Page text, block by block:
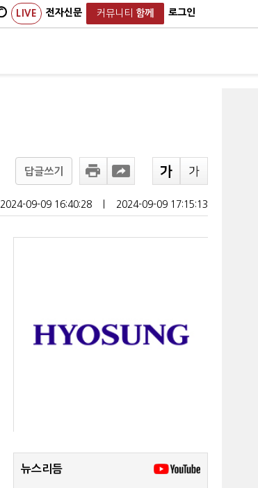
LIVE 전자신문 커뮤니티 함께 로그인
답글쓰기
2024-09-09 16:40:28 2024-09-09 17:15:13
뉴스리듬